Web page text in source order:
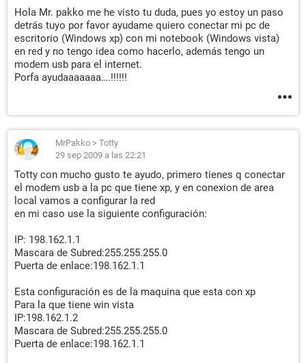
Hola Mr. pakko me he visto tu duda, pues yo estoy un paso
detrás tuyo por favor ayudame quiero conectar mi pc de
escritorio (Windows xp) con mi notebook (Windows vista)
en red y no tengo idea como hacerlo, además tengo un
modem usb para el internet.
Porfa ayudaaaaaaa….!!!!!!
MrPakko > Totty
29 sep 2009 a las 22:21
Totty con mucho gusto te ayudo, primero tienes q conectar
el modem usb a la pc que tiene xp, y en conexion de area
local vamos a configurar la red
en mi caso use la siguiente configuración:
IP: 198.162.1.1
Mascara de Subred:255.255.255.0
Puerta de enlace:198.162.1.1
Esta configuración es de la maquina que esta con xp
Para la que tiene win vista
IP:198.162.1.2
Mascara de Subred:255.255.255.0
Puerta de enlace:198.162.1.1